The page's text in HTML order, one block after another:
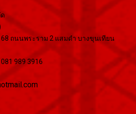
ถนนพระราม 2 แสมดำ บางขุนเทียน
989 3916